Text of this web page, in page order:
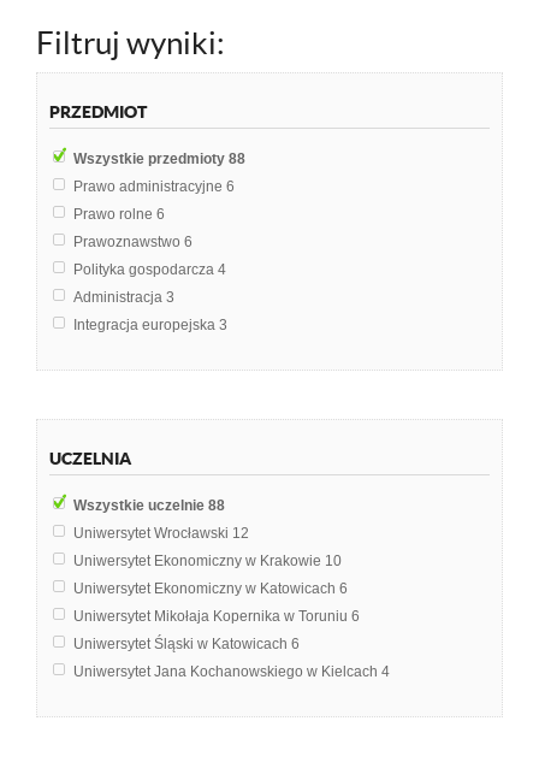
Filtruj wyniki:
PRZEDMIOT
Wszystkie przedmioty 88
Prawo administracyjne 6
Prawo rolne 6
Prawoznawstwo 6
Polityka gospodarcza 4
Administracja 3
Integracja europejska 3
Metody organizacji i zarządzania
Ekonomia sektora publicznego
Finanse1
UCZELNIA
Wszystkie uczelnie 88
Uniwersytet Wrocławski 12
Uniwersytet Ekonomiczny w Krakowie 10
Uniwersytet Ekonomiczny w Katowicach 6
Uniwersytet Mikołaja Kopernika w Toruniu 6
Uniwersytet Śląski w Katowicach 6
Uniwersytet Jana Kochanowskiego w Kielcach 4